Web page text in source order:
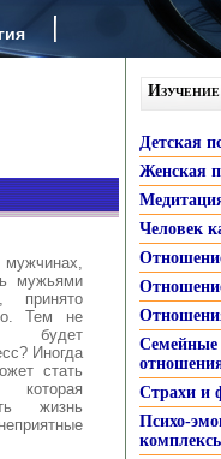
мужьями
принято
Тем не
будет
Иногда
стать
которая
жизнь
Детская
Женская
Человек
Страхи и
Психо-